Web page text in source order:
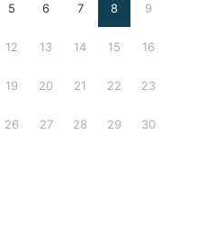
5 6 7 8 9
12 13 14 15 16
19 20 21 22 23
26 27 28 29 30